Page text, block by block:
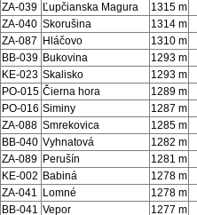
ZA-039 Ľupčianska Magura 1315 m
ZA-040 Skorušina 1314 m
ZA-087
Hláčovo 1310 m
BB-039 Bukovina 1293 m
KE-023 Skalisko 1293 m
PO-015 Čierna hora 1289 m
PO-016 Siminy 1287 m
ZA-088 Smrekovica 1285 m
BB-040 Vyhnatová 1282 m
ZA-089 Perušín 1281 m
KE-002 Babiná 1278 m
ZA-041
Lomné 1278 m
BB-041 Vepor 1277 m